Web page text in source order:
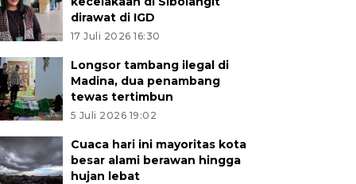
dirawat di IGD
17 Juli 2026 16:30
Longsor tambang ilegal di
Madina, dua penambang
tewas tertimbun
5 Juli 2026 19:02
Cuaca hari ini mayoritas kota
besar alami berawan hingga
hujan lebat